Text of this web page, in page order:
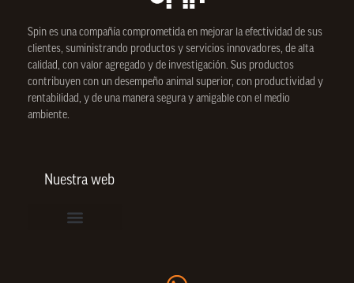
Spin es una compañía comprometida en mejorar la efectividad de sus
clientes, suministrando productos y servicios innovadores, de alta
calidad, con valor agregado y de investigación. Sus productos
contribuyen con un desempeño animal superior, con productividad y
rentabilidad, y de una manera segura y amigable con el medio
ambiente.
Nuestra web